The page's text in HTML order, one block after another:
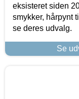
eksisteret siden
smykker, hårpynt
se deres udvalg.
Se